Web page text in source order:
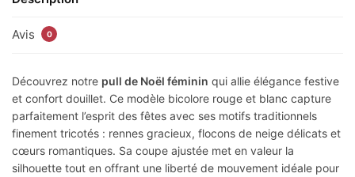
Avis 0
Découvrez notre pull de Noël féminin qui allie élégance festive
et confort douillet. Ce modèle bicolore rouge et blanc capture
parfaitement l’esprit des fêtes avec ses motifs traditionnels
finement tricotés : rennes gracieux, flocons de neige délicats et
cœurs romantiques. Sa coupe ajustée met en valeur la
silhouette tout en offrant une liberté de mouvement idéale pour